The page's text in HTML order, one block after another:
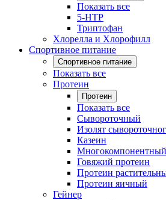
Показать все
5-HTP
Триптофан
Хлорелла и Хлорофилл
Спортивное питание
Спортивное питание
Показать все
Протеин
Протеин
Показать все
Сывороточный
Изолят
Казеин
Говяжий протеин
Протеин
Протеин яичный
Гейнер